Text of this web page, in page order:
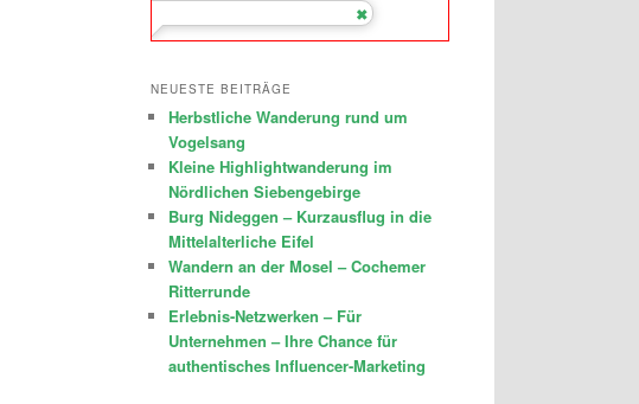
NEUESTE BEITRÄGE
Herbstliche Wanderung rund um
Vogelsang
Kleine Highlightwanderung im
Nördlichen Siebengebirge
Burg Nideggen – Kurzausflug in die
Mittelalterliche Eifel
Wandern an der Mosel – Cochemer
Ritterrunde
Erlebnis-Netzwerken – Für
Unternehmen – Ihre Chance für
authentisches Influencer-Marketing